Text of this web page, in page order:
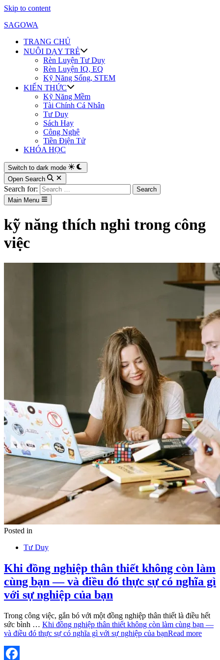
Skip to content
SAGOWA
TRANG CHỦ
NUÔI DẠY TRẺ
Rèn Luyện Tư Duy
Rèn Luyện IQ, EQ
Kỹ Năng Sống, STEM
KIẾN THỨC
Kỹ Năng Mềm
Tài Chính Cá Nhân
Tư Duy
Sách Hay
Công Nghệ
Tiền Điện Tử
KHÓA HỌC
Switch to dark mode
Open Search
Search for:
Main Menu
kỹ năng thích nghi trong công
việc
Posted in
Tư Duy
Khi đồng nghiệp thân thiết không còn làm
cùng bạn — và điều đó thực sự có nghĩa gì
với sự nghiệp của bạn
Trong công việc, gắn bó với một đồng nghiệp thân thiết là điều hết
sức bình … Khi đồng nghiệp thân thiết không còn làm cùng bạn —
và điều đó thực sự có nghĩa gì với sự nghiệp của bạnRead more